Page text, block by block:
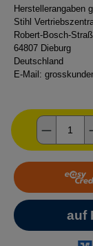
Herstellerangaben
Stihl
Robert-Bosch-
64807 Dieburg
Deutschland
E-Mail:
Produkt